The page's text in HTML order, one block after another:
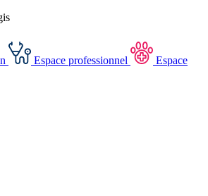
Espace professionnel
Espace